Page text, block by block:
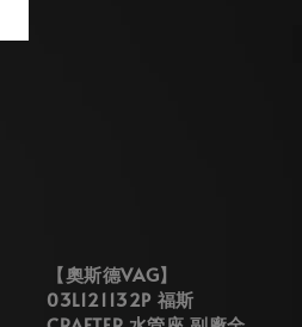
【奧斯德VAG】
03L121132P 福斯